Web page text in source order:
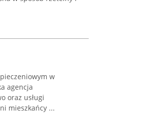
w
agencja
oraz usługi
mieszkańcy ...